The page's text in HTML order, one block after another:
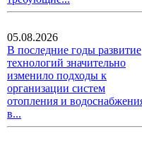
05.08.2026
В последние годы развитие
технологий значительно
изменило подходы к
организации систем
отопления и
в...